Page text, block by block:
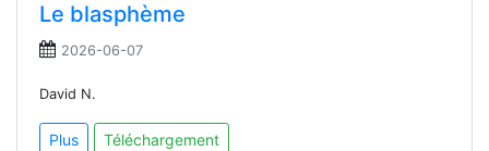
Le blasphème
2026-06-07
David N.
Plus Téléchargement